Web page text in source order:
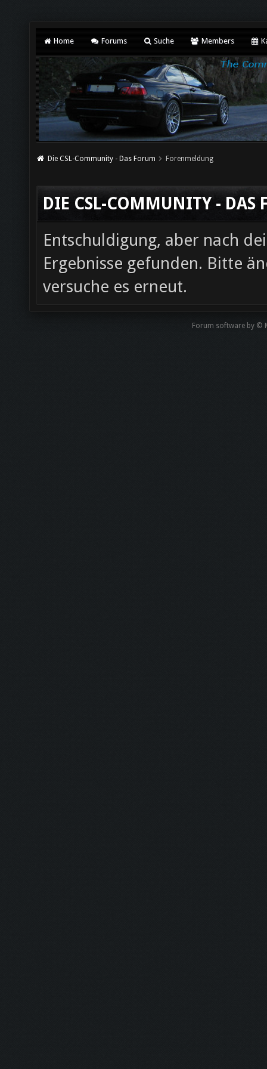
Home Forums Suche Members
Die CSL-Community - Das Forum Forenmeldung
DIE CSL-COMMUNITY - DAS
Entschuldigung, aber nach
Ergebnisse gefunden. Bitte
versuche es erneut.
Forum software by ©